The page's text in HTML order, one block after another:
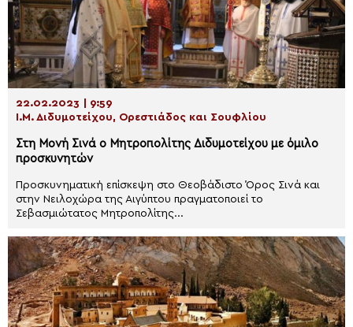
22.02.2023 | 9:59
Ι.Μ. Διδυμοτείχου, Ορεστιάδος και Σουφλίου
Στη Μονή Σινά ο Μητροπολίτης Διδυμοτείχου με όμιλο
προσκυνητών
Προσκυνηματική επίσκεψη στο Θεοβάδιστο Όρος Σινά και
στην Νειλοχώρα της Αιγύπτου πραγματοποιεί το
Σεβασμιώτατος Μητροπολίτης...